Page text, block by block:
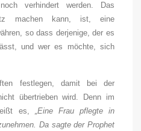
verhindert werden. Das
machen kann, ist, eine
so dass derjenige, der es
und wer es möchte, sich
festlegen, damit bei der
übertrieben wird. Denn im
es, „Eine Frau pflegte in
Da sagte der Prophet